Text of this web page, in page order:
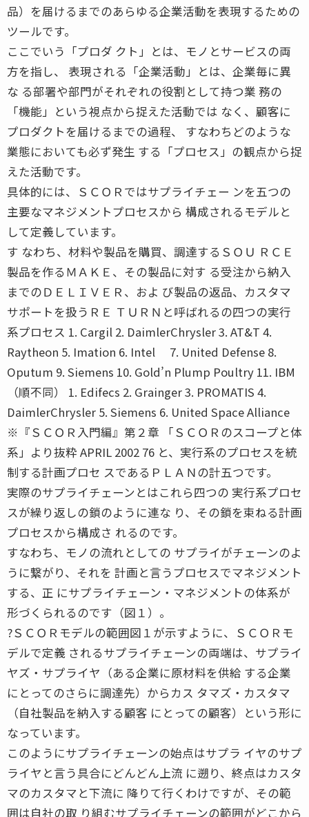
品）を届けるまでのあらゆる企業活動を表現するための
ツールです。
ここでいう「プロダ クト」とは、モノとサービスの両
方を指し、 表現される「企業活動」とは、企業毎に異
な る部署や部門がそれぞれの役割として持つ業 務の
「機能」という視点から捉えた活動では なく、顧客に
プロダクトを届けるまでの過程、 すなわちどのような
業態においても必ず発生 する「プロセス」の観点から捉
えた活動です。
具体的には、ＳＣＯＲではサプライチェー ンを五つの
主要なマネジメントプロセスから 構成されるモデルと
して定義しています。
す なわち、材料や製品を購買、調達するＳＯＵ ＲＣＥ
製品を作るＭＡＫＥ、その製品に対す る受注から納入
までのＤＥＬＩＶＥＲ、およ び製品の返品、カスタマ
サポートを扱うＲＥ ＴＵＲＮと呼ばれるの四つの実行
系プロセス 1. Cargil 2. DaimlerChrysler 3. AT&T 4.
Raytheon 5. Imation 6. Intel 7. United Defense 8.
Oputum 9. Siemens 10. Gold’n Plump Poultry 11. IBM
（順不同） 1. Edifecs 2. Grainger 3. PROMATIS 4.
DaimlerChrysler 5. Siemens 6. United Space Alliance
※『ＳＣＯＲ入門編』第２章 「ＳＣＯＲのスコープと体
系」より抜粋 APRIL 2002 76 と、実行系のプロセスを統
制する計画プロセ スであるＰＬＡＮの計五つです。
実際のサプライチェーンとはこれら四つの 実行系プロセ
スが繰り返しの鎖のように連な り、その鎖を束ねる計画
プロセスから構成さ れるのです。
すなわち、モノの流れとしての サプライがチェーンのよ
うに繋がり、それを 計画と言うプロセスでマネジメント
する、正 にサプライチェーン・マネジメントの体系が
形づくられるのです（図１）。
?ＳＣＯＲモデルの範囲図１が示すように、ＳＣＯＲモ
デルで定義 されるサプライチェーンの両端は、サプライ
ヤズ・サプライヤ（ある企業に原材料を供給 する企業
にとってのさらに調達先）からカス タマズ・カスタマ
（自社製品を納入する顧客 にとっての顧客）という形に
なっています。
このようにサプライチェーンの始点はサプラ イヤのサプ
ライヤと言う具合にどんどん上流 に遡り、終点はカスタ
マのカスタマと下流に 降りて行くわけですが、その範
囲は自社の取 り組むサプライチェーンの範囲がどこから